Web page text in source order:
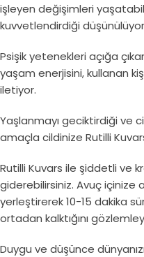
işleyen değişimleri
kuvvetlendirdiği
Psişik yetenekleri açığa
yaşam enerjisini, kullanan
iletiyor.
Yaşlanmayı geciktirdiği ve
amaçla cildinize Rutilli
Rutilli Kuvars ile şiddetli ve
giderebilirsiniz. Avuç içinize
yerleştirerek 10-15 dakika
ortadan kalktığını
Duygu ve düşünce